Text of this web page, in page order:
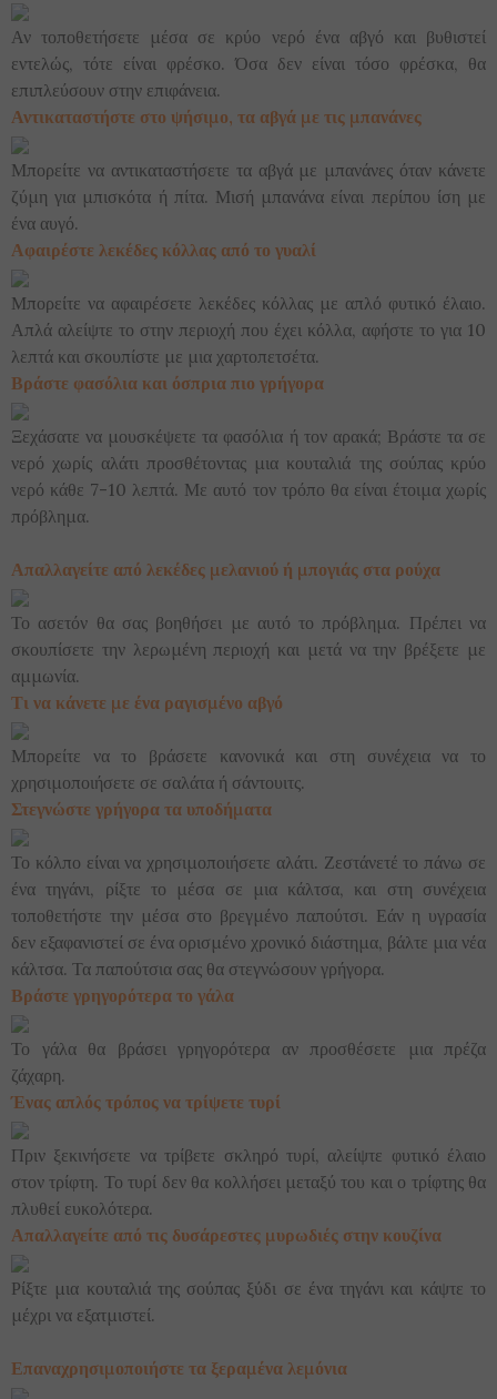
Αν τοποθετήσετε μέσα σε κρύο νερό ένα αβγό και βυθιστεί
εντελώς, τότε είναι φρέσκο. Όσα δεν είναι τόσο φρέσκα, θα
επιπλεύσουν στην επιφάνεια.
Αντικαταστήστε στο ψήσιμο, τα αβγά με τις μπανάνες
Μπορείτε να αντικαταστήσετε τα αβγά με μπανάνες όταν κάνετε
ζύμη για μπισκότα ή πίτα. Μισή μπανάνα είναι περίπου ίση με
ένα αυγό.
Αφαιρέστε λεκέδες κόλλας από το γυαλί
Μπορείτε να αφαιρέσετε λεκέδες κόλλας με απλό φυτικό έλαιο.
Απλά αλείψτε το στην περιοχή που έχει κόλλα, αφήστε το για 10
λεπτά και σκουπίστε με μια χαρτοπετσέτα.
Βράστε φασόλια και όσπρια πιο γρήγορα
Ξεχάσατε να μουσκέψετε τα φασόλια ή τον αρακά; Βράστε τα σε
νερό χωρίς αλάτι προσθέτοντας μια κουταλιά της σούπας κρύο
νερό κάθε 7-10 λεπτά. Με αυτό τον τρόπο θα είναι έτοιμα χωρίς
πρόβλημα.
Απαλλαγείτε από λεκέδες μελανιού ή μπογιάς στα ρούχα
Το ασετόν θα σας βοηθήσει με αυτό το πρόβλημα. Πρέπει να
σκουπίσετε την λερωμένη περιοχή και μετά να την βρέξετε με
αμμωνία.
Τι να κάνετε με ένα ραγισμένο αβγό
Μπορείτε να το βράσετε κανονικά και στη συνέχεια να το
χρησιμοποιήσετε σε σαλάτα ή σάντουιτς.
Στεγνώστε γρήγορα τα υποδήματα
Το κόλπο είναι να χρησιμοποιήσετε αλάτι. Ζεστάνετέ το πάνω σε
ένα τηγάνι, ρίξτε το μέσα σε μια κάλτσα, και στη συνέχεια
τοποθετήστε την μέσα στο βρεγμένο παπούτσι. Εάν η υγρασία
δεν εξαφανιστεί σε ένα ορισμένο χρονικό διάστημα, βάλτε μια νέα
κάλτσα. Τα παπούτσια σας θα στεγνώσουν γρήγορα.
Βράστε γρηγορότερα το γάλα
Το γάλα θα βράσει γρηγορότερα αν προσθέσετε μια πρέζα
ζάχαρη.
Ένας απλός τρόπος να τρίψετε τυρί
Πριν ξεκινήσετε να τρίβετε σκληρό τυρί, αλείψτε φυτικό έλαιο
στον τρίφτη. Το τυρί δεν θα κολλήσει μεταξύ του και ο τρίφτης θα
πλυθεί ευκολότερα.
Απαλλαγείτε από τις δυσάρεστες μυρωδιές στην κουζίνα
Ρίξτε μια κουταλιά της σούπας ξύδι σε ένα τηγάνι και κάψτε το
μέχρι να εξατμιστεί.
Επαναχρησιμοποιήστε τα ξεραμένα λεμόνια